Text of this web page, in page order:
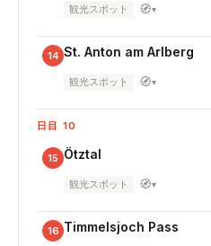
観光スポット 🧭▾
14 St. Anton am Arlberg
観光スポット 🧭▾
日目 10
15 Ötztal
観光スポット 🧭▾
16 Timmelsjoch Pass